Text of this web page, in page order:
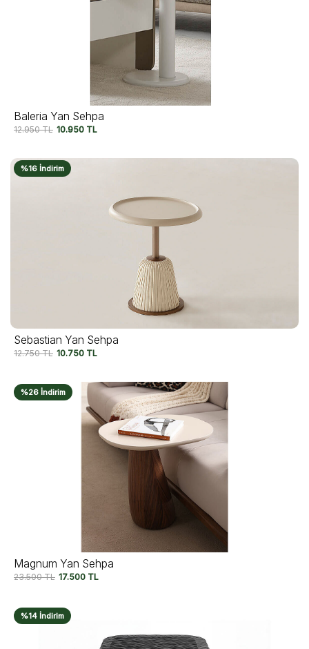
Baleria Yan Sehpa
12.950TL 10.950 TL
%16 İndirim
Sebastian Yan Sehpa
12.750TL 10.750 TL
%26 İndirim
Magnum Yan Sehpa
23.500TL 17.500 TL
%14 İndirim